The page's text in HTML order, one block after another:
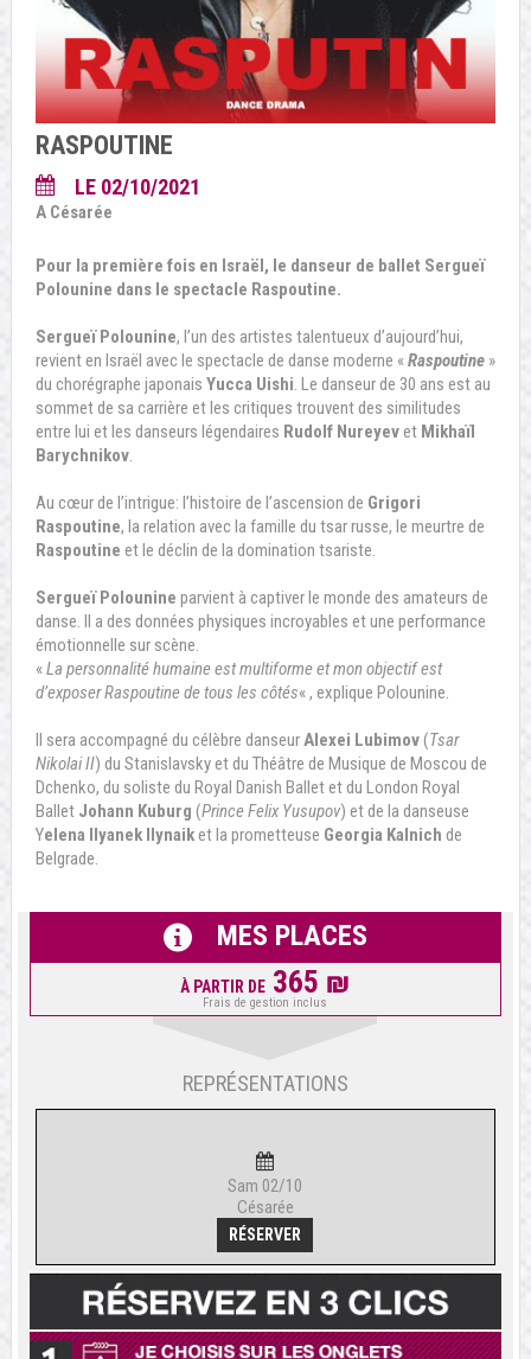
RASPOUTINE
LE 02/10/2021
A Césarée
Pour la première fois en Israël, le danseur de ballet Sergueï
Polounine dans le spectacle Raspoutine.
Sergueï Polounine, l’un des artistes talentueux d’aujourd’hui,
revient en Israël avec le spectacle de danse moderne «Raspoutine»
du chorégraphe japonais Yucca Uishi. Le danseur de 30 ans est au
sommet de sa carrière et les critiques trouvent des similitudes
entre lui et les danseurs légendaires Rudolf Nureyevet Mikhaïl
Barychnikov.
Au cœur de l’intrigue: l’histoire de l’ascension de Grigori
Raspoutine, la relation avec la famille du tsar russe, le meurtre de
Raspoutine et le déclin de la domination tsariste.
Sergueï Polounine parvient à captiver le monde des amateurs de
danse. Il a des données physiques incroyables et une performance
émotionnelle sur scène.
«La personnalité humaine est multiforme et mon objectif est
d’exposer Raspoutine de tous les côtés« , explique Polounine.
Il sera accompagné du célèbre danseurAlexei Lubimov(Tsar
Nikolai II) du Stanislavsky et du Théâtre de Musique de Moscou de
Dchenko, du soliste du Royal Danish Ballet et du London Royal
Ballet Johann Kuburg (Prince Felix Yusupov) et de la danseuse
Yelena Ilyanek Ilynaiket la prometteuse Georgia Kalnich de
Belgrade.
MES PLACES
À PARTIR DE 365 ₪
Frais de gestion inclus
REPRÉSENTATIONS
Sam 02/10
Césarée
RÉSERVER